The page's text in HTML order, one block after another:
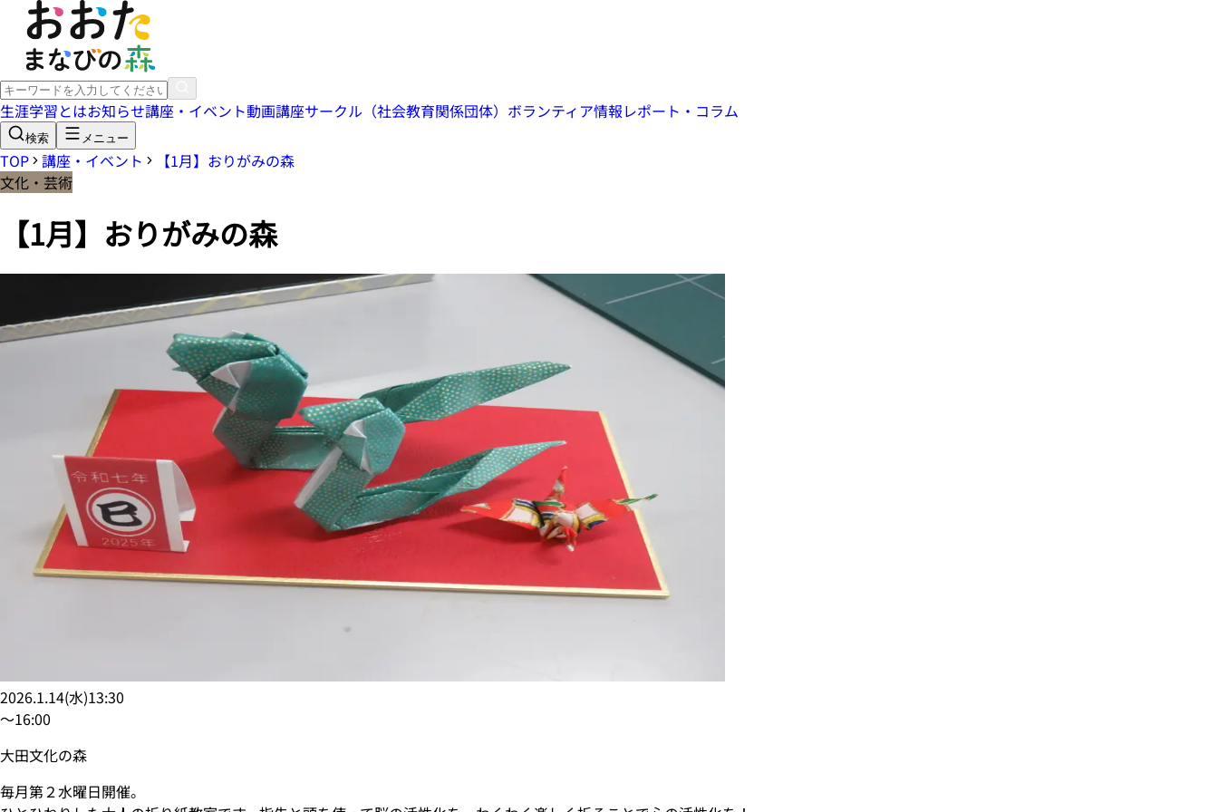
生涯学習とはお知らせ講座・イベント動画講座サークル（社会教育関係団体） ボランティア情報レポート・コラム
検索 メニュー
TOP 講座・イベント
【1月】おりがみの森
文化・芸術
【1月】おりがみの森
2026.1.14(水)13:30
〜16:00
大田文化の森
毎月第２水曜日開催。